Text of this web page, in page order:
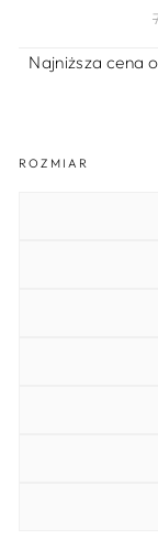
Najniższa cena
ROZMIAR